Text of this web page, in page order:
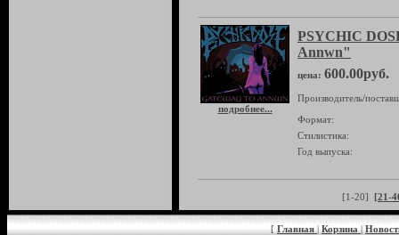
подробнее...
PSYCHIC
Annwn"
цена: 600.00руб.
Производитель/
Формат:
Стилистика:
Год выпуска:
[1-20] [21-
[ Главная | Корзина |